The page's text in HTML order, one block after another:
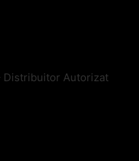
Distribuitor Autorizat